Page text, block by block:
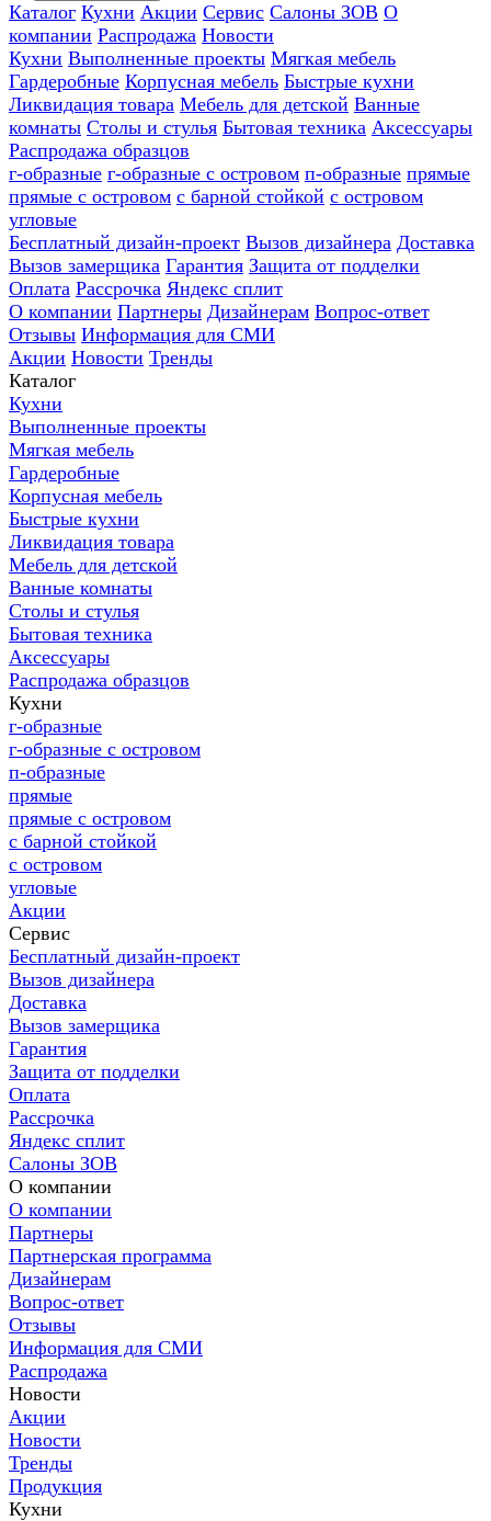
Каталог Кухни Акции Сервис Салоны ЗОВ О
компании Распродажа Новости
Кухни Выполненные проекты Мягкая мебель
Гардеробные Корпусная мебель Быстрые кухни
Ликвидация товара Мебель для детской Ванные
комнаты Столы и стулья Бытовая техника Аксессуары
Распродажа образцов
г-образные г-образные с островом п-образные прямые
прямые с островом с барной стойкой с островом
угловые
Бесплатный дизайн-проект Вызов дизайнера Доставка
Вызов замерщика Гарантия Защита от подделки
Оплата Рассрочка Яндекс сплит
О компании Партнеры Дизайнерам Вопрос-ответ
Отзывы Информация для СМИ
Акции Новости Тренды
Каталог
Кухни
Выполненные проекты
Мягкая мебель
Гардеробные
Корпусная мебель
Быстрые кухни
Ликвидация товара
Мебель для детской
Ванные комнаты
Столы и стулья
Бытовая техника
Аксессуары
Распродажа образцов
Кухни
г-образные
г-образные с островом
п-образные
прямые
прямые с островом
с барной стойкой
с островом
угловые
Акции
Сервис
Бесплатный дизайн-проект
Вызов дизайнера
Доставка
Вызов замерщика
Гарантия
Защита от подделки
Оплата
Рассрочка
Яндекс сплит
Салоны ЗОВ
О компании
О компании
Партнеры
Партнерская программа
Дизайнерам
Вопрос-ответ
Отзывы
Информация для СМИ
Распродажа
Новости
Акции
Новости
Тренды
Продукция
Кухни